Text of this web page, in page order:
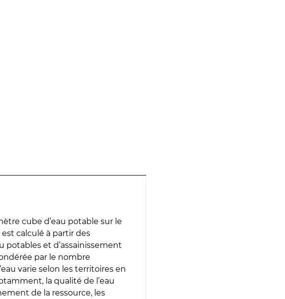
cube d’eau potable sur le
calculé à partir des
potables et d’assainissement
par le nombre
varie selon les territoires en
la qualité de l’eau
de la ressource, les